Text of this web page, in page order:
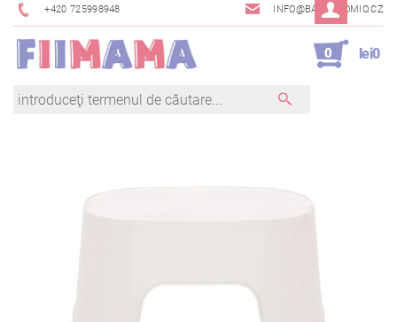
+420 725998948 INFO@BAMBINOMIO.CZ
0 lei0